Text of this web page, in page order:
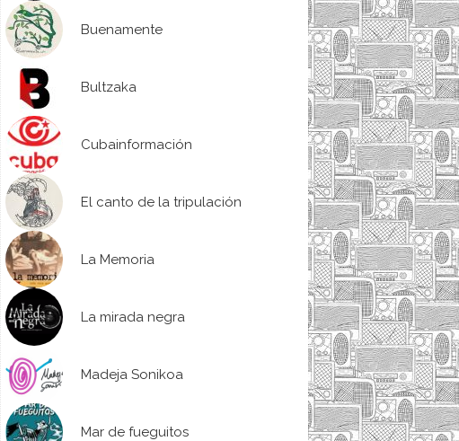
Buenamente
Bultzaka
Cubainformación
El canto de la tripulación
La Memoria
La mirada negra
Madeja Sonikoa
Mar de fueguitos